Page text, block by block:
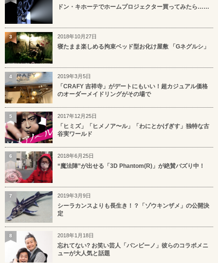
ドン・キホーテでホームプロジェクター買ってみたら……
2018年10月27日
寝たまま楽しめる拘束ベッド型お化け屋敷 「Gネグルシ」
3
2019年3月5日
「CRAFY 吉祥寺」がデートにもいい！超カジュアル価格
のオーダーメイドリングがその場で
4
2017年12月25日
「ヒミズ」「ヒメノア〜ル」「わにとかげぎす」独特な古
谷実ワールド
5
2018年6月25日
“魔法陣”が出せる「3D Phantom(R)」が絶賛バズり中！
6
2019年3月9日
シーラカンスよりも長生き！？「ゾウキンザメ」の公開決
定
7
2018年1月18日
忘れてない? お笑い芸人「バンビーノ」彼らのコラボメニ
ューが大人気と話題
8